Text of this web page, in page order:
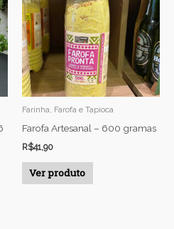
Farinha, Farofa e Tapioca
Farofa Artesanal – 600 gramas
R$41,90
Ver produto